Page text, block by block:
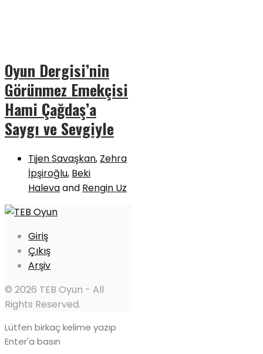
Oyun Dergisi’nin
Görünmez Emekçisi
Hami Çağdaş’a
Saygı ve Sevgiyle
Tijen Savaşkan, Zehra
İpşiroğlu, Beki
Halevaand Rengin Uz
Giriş
Çıkış
Arşiv
© 2026 TEB Oyun - All
Rights Reserved.
Lütfen birkaç kelime yazıp
Enter'a basın